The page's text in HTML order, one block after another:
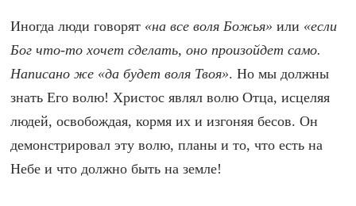
Иногда люди говорят «на все воля Божья» или «если
Бог что-то хочет сделать, оно произойдет само.
Написано же «да будет воля Твоя». Но мы должны
знать Его волю! Христос являл волю Отца, исцеляя
людей, освобождая, кормя их и изгоняя бесов. Он
демонстрировал эту волю, планы и то, что есть на
Небе и что должно быть на земле!